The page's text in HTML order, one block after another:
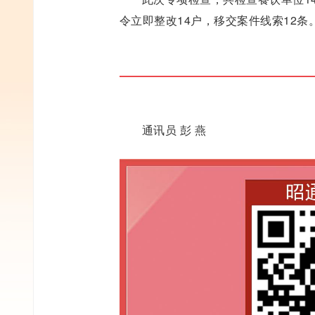
令立即整改14户，移交案件线索12条
通讯员 彭 燕